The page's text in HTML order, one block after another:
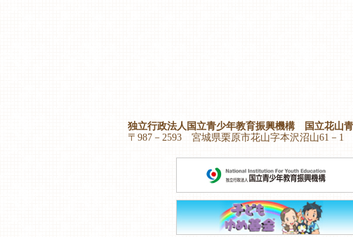
独立行政法人国立青少年教育振興機構 国立花山
〒987－2593 宮城県栗原市花山字本沢沼山61－1